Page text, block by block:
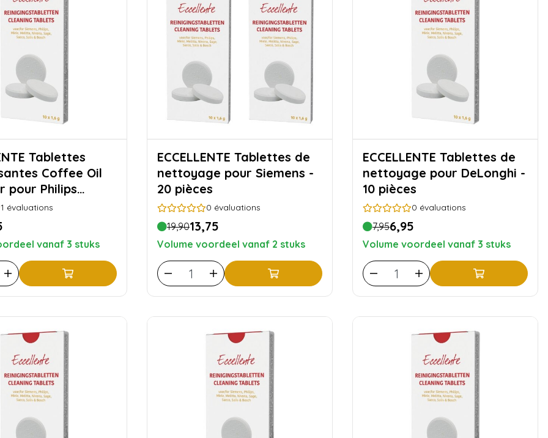
Coffee Oil
pour Philips
pièces
1 évaluations
vanaf 3 stuks
ECCELLENTE Tablettes de
nettoyage pour Siemens -
20 pièces
0 évaluations
19,9013,75
Volume voordeel vanaf 2 stuks
ECCELLENTE Tablettes de
nettoyage pour DeLonghi -
10 pièces
0 évaluations
7,956,95
Volume voordeel vanaf 3 stuks